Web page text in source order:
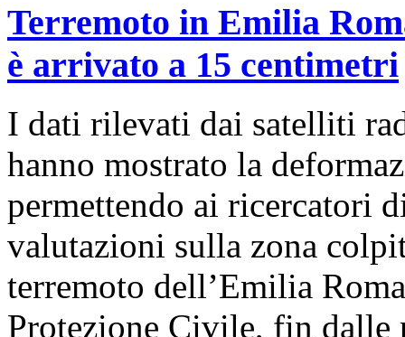
Terremoto in Emilia
è arrivato a 15 centimetri
I dati rilevati dai satelliti
hanno mostrato la
permettendo ai ricercatori
valutazioni sulla zona
terremoto dell’Emilia
Protezione Civile, fin dalle